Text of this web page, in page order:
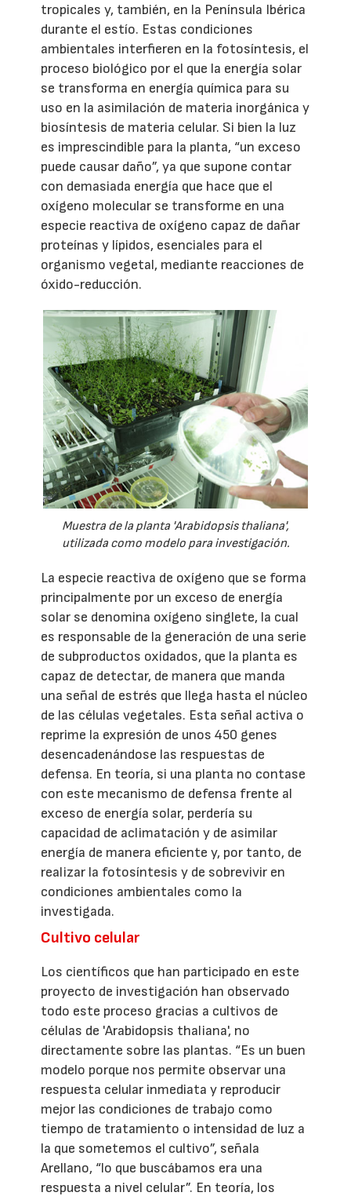
tropicales y, también, en la Península Ibérica
durante el estío. Estas condiciones
ambientales interfieren en la fotosíntesis, el
proceso biológico por el que la energía solar
se transforma en energía química para su
uso en la asimilación de materia inorgánica y
biosíntesis de materia celular. Si bien la luz
es imprescindible para la planta, “un exceso
puede causar daño”, ya que supone contar
con demasiada energía que hace que el
oxígeno molecular se transforme en una
especie reactiva de oxígeno capaz de dañar
proteínas y lípidos, esenciales para el
organismo vegetal, mediante reacciones de
óxido-reducción.
Muestra de la planta 'Arabidopsis thaliana',
utilizada como modelo para investigación.
La especie reactiva de oxígeno que se forma
principalmente por un exceso de energía
solar se denomina oxígeno singlete, la cual
es responsable de la generación de una serie
de subproductos oxidados, que la planta es
capaz de detectar, de manera que manda
una señal de estrés que llega hasta el núcleo
de las células vegetales. Esta señal activa o
reprime la expresión de unos 450 genes
desencadenándose las respuestas de
defensa. En teoría, si una planta no contase
con este mecanismo de defensa frente al
exceso de energía solar, perdería su
capacidad de aclimatación y de asimilar
energía de manera eficiente y, por tanto, de
realizar la fotosíntesis y de sobrevivir en
condiciones ambientales como la
investigada.
Cultivo celular
Los científicos que han participado en este
proyecto de investigación han observado
todo este proceso gracias a cultivos de
células de 'Arabidopsis thaliana', no
directamente sobre las plantas. “Es un buen
modelo porque nos permite observar una
respuesta celular inmediata y reproducir
mejor las condiciones de trabajo como
tiempo de tratamiento o intensidad de luz a
la que sometemos el cultivo”, señala
Arellano, “lo que buscábamos era una
respuesta a nivel celular”. En teoría, los